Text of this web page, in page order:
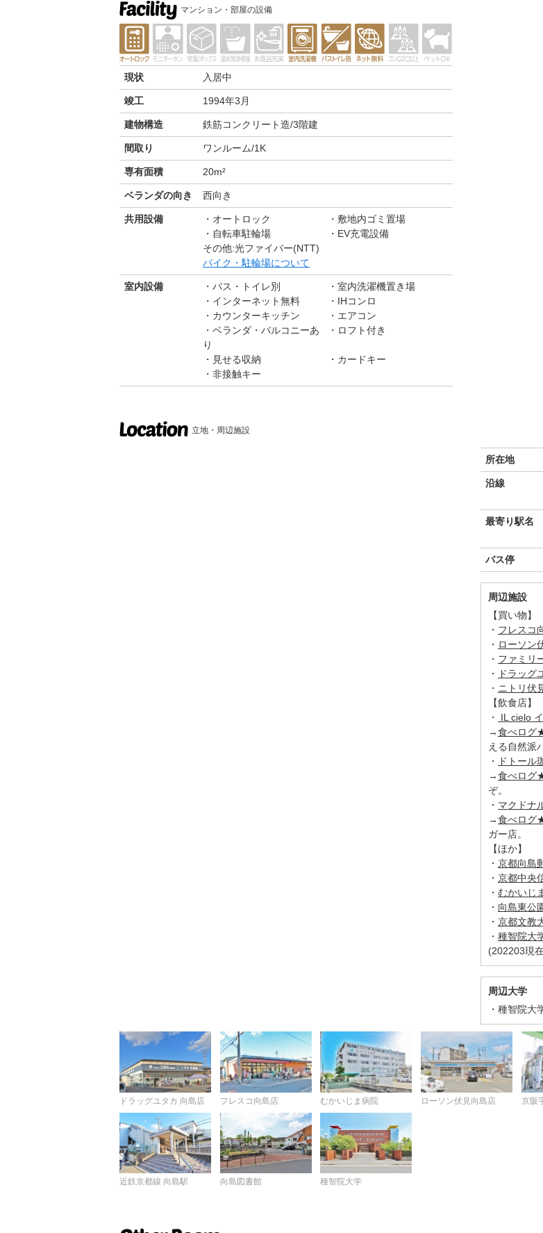
マンション・部屋の設備
現状 入居中
竣工 1994年3月
建物構造 鉄筋コンクリート造/3階建
間取り ワンルーム/1K
専有面積 20m²
ベランダの向き 西向き
共用設備 オートロック
敷地内ゴミ置場
自転車駐輪場
EV充電設備
その他:光ファイバー(NTT)
バイク・駐輪場について
室内設備 バス・トイレ別
室内洗濯機置き場
インターネット無料
IHコンロ
カウンターキッチン
エアコン
ベランダ・バルコニーあ
り
ロフト付き
見せる収納
カードキー
非接触キー
立地・周辺施設
所在地
沿線
最寄り駅名
バス停
周辺施設
【買い物】
・ フレスコ
・ ローソン
・ ファミリ
・
ドラッグ
・ ニトリ伏
【飲食店】
・
IL cielo
→食べログ
える自然派
・
ドトール
→食べログ
ぞ。
・ マクドナ
→食べログ
ガー店。
【ほか】
・ 京都向島
・ 京都中央
・ むかいじ
・ 向島東公
・ 京都文教
・ 種智院大
(202203現
周辺大学
種智院大
ドラッグユタカ 向島店 フレスコ向島店 むかいじま病院 ローソン伏見向島店 京阪
近鉄京都線 向島駅 向島図書館 種智院大学